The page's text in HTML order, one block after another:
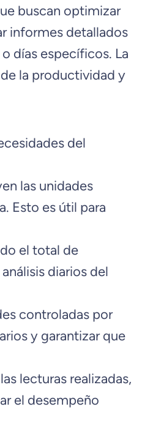
buscan optimizar
informes detallados
días específicos. La
la productividad y
del
las unidades
Esto es útil para
el total de
diarios del
controladas por
y garantizar que
lecturas realizadas,
el desempeño